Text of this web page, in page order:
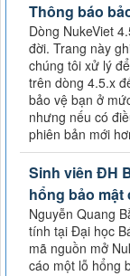
Thông báo
Dòng NukeViet
đời. Trang này
chúng tôi xử lý
trên dòng 4.5.x
bảo vệ bạn ở
nhưng nếu có
phiên bản mới
Sinh viên ĐH
hổng bảo mật
Nguyễn Quang
tính tại Đại học
mã nguồn mở
cáo một lỗ hổng